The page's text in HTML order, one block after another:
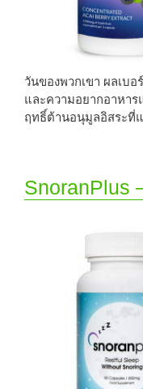
วันของพวกเขา ผลเบ
และความอยากอาหา
ฤทธิ์ต้านอนุมูลอิสระที่
SnoranPlus